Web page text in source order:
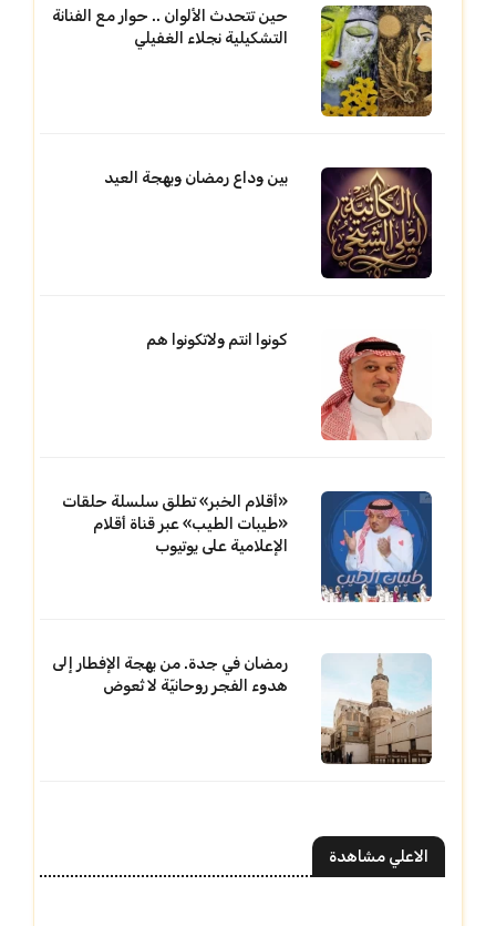
حين تتحدث الألوان .. حوار مع الفنانة
التشكيلية نجلاء الغفيلي
بين وداع رمضان وبهجة العيد
كونوا انتم ولاتكونوا هم
«أقلام الخبر» تطلق سلسلة حلقات
«طيبات الطيب» عبر قناة أقلام
الإعلامية على يوتيوب
رمضان في جدة. من بهجة الإفطار إلى
هدوء الفجر روحانيّة لا تُعوض
الاعلي مشاهدة